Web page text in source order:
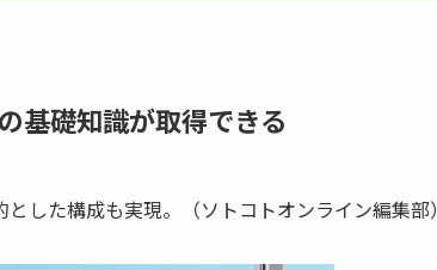
基礎知識が取得できる
した構成も実現。（ソトコトオンライン編集部）